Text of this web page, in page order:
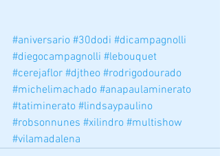
#aniversario #30dodi #dicampagnolli
#diegocampagnolli #lebouquet
#cerejaflor #djtheo #rodrigodourado
#michelimachado #anapaulaminerato
#tatiminerato #lindsaypaulino
#robsonnunes #xilindro #multishow
#vilamadalena